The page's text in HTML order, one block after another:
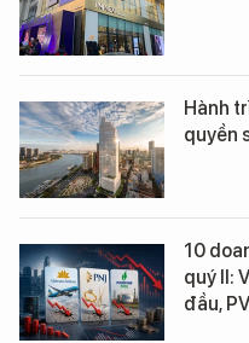
Hành
quyền
10
quý II:
đầu,